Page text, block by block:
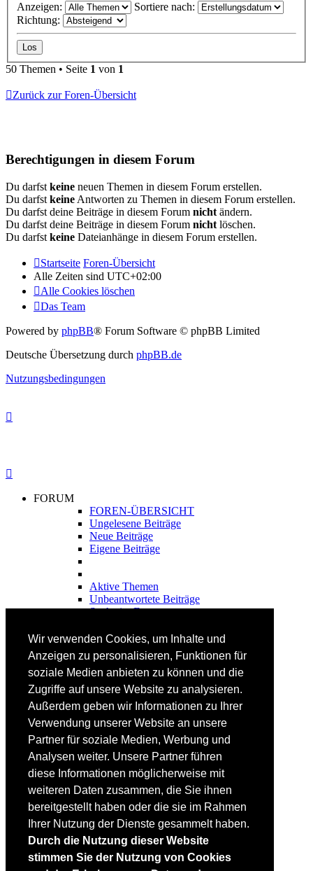
Wir verwenden Cookies, um Inhalte und
Anzeigen zu personalisieren, Funktionen für
soziale Medien anbieten zu können und die
Zugriffe auf unsere Website zu analysieren.
Außerdem geben wir Informationen zu Ihrer
Verwendung unserer Website an unsere
Partner für soziale Medien, Werbung und
Analysen weiter. Unsere Partner führen
diese Informationen möglicherweise mit
weiteren Daten zusammen, die Sie ihnen
bereitgestellt haben oder die sie im Rahmen
Ihrer Nutzung der Dienste gesammelt haben.
Durch die Nutzung dieser Website
stimmen Sie der Nutzung von Cookies
Anzeigen:
Sortiere nach:
Richtung:
50 Themen • Seite 1 von 1
Zurück zur Foren-Übersicht
Berechtigungen in diesem Forum
Du darfst keine neuen Themen in diesem Forum erstellen.
Du darfst keine Antworten zu Themen in diesem Forum erstellen.
Du darfst deine Beiträge in diesem Forum nicht ändern.
Du darfst deine Beiträge in diesem Forum nicht löschen.
Du darfst keine Dateianhänge in diesem Forum erstellen.
Startseite Foren-Übersicht
Alle Zeiten sind UTC+02:00
Alle Cookies löschen
Das Team
Powered by phpBB® Forum Software © phpBB Limited
Deutsche Übersetzung durch phpBB.de
Nutzungsbedingungen
FORUM
FOREN-ÜBERSICHT
Ungelesene Beiträge
Neue Beiträge
Eigene Beiträge
Aktive Themen
Unbeantwortete Beiträge
Suche im Forum
FAHRTECHNIK
Fortgeschrittene
Lehrplan
Videoanalyse
SKI
SKITEST
Ski-FAQ
Tipps Ski-Kauf
Ski-Typen
Skishops
EQUIPMENT
Skibekleidung
Skischuhe
Bootfitting
Skihelme